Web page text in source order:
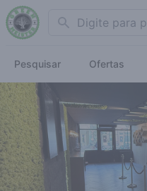
Search
Pesquisar Ofertas